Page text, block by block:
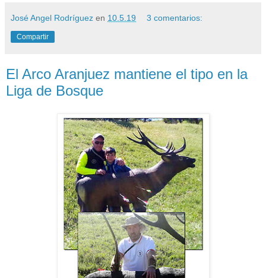
José Angel Rodríguez en 10.5.19 3 comentarios:
Compartir
El Arco Aranjuez mantiene el tipo en la
Liga de Bosque